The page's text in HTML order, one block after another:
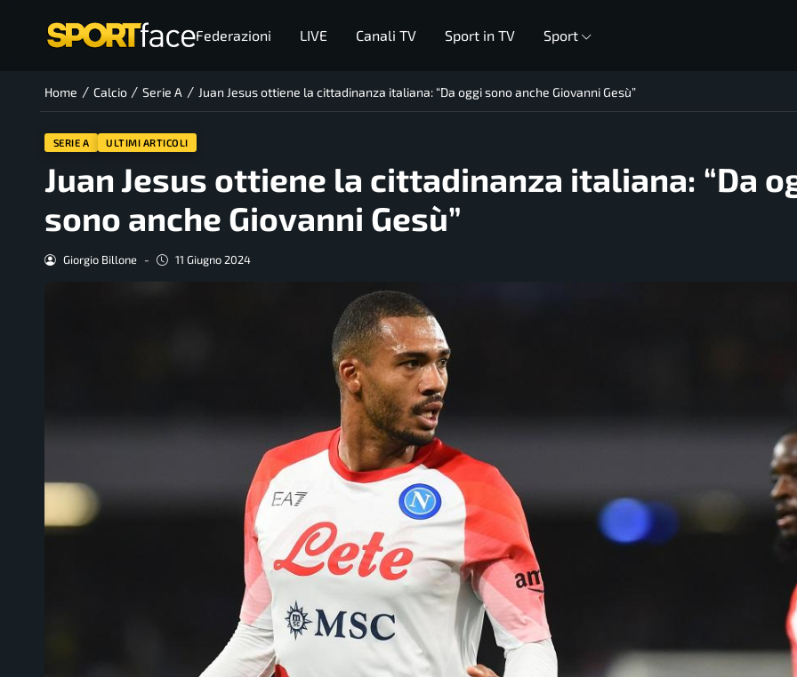
Federazioni LIVE Canali TV Sport in TV Sport
Home / Calcio / Serie A / Juan Jesus ottiene la cittadinanza italiana: “Da oggi sono anche Giovanni Gesù”
SERIE A ULTIMI ARTICOLI
Juan Jesus ottiene la cittadinanza italiana: “Da
sono anche Giovanni Gesù”
Giorgio Billone - 11 Giugno 2024